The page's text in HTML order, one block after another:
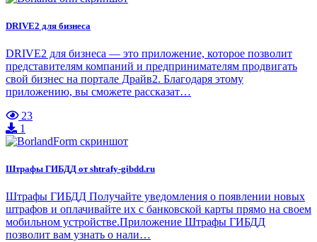
DRIVE2 для бизнеса
DRIVE2 для бизнеса — это приложение, которое позволит
представителям компаний и предпринимателям продвигать
свой бизнес на портале Драйв2. Благодаря этому
приложению, вы сможете рассказат…
23
1
Штрафы ГИБДД от shtrafy-gibdd.ru
Штрафы ГИБДД Получайте уведомления о появлении новых
штрафов и оплачивайте их с банковской карты прямо на своем
мобильном устройстве.Приложение Штрафы ГИБДД
позволит вам узнать о нали…